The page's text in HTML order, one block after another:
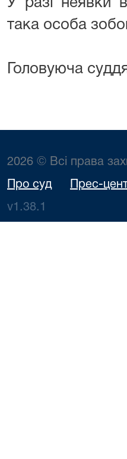
У разі неявки
така особа
Головуюча
2026 © Всі права
Про суд Прес-
v1.38.1